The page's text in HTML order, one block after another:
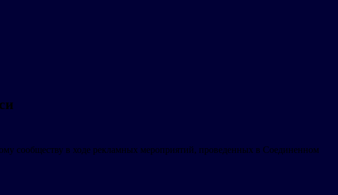
сообществу в ходе рекламных мероприятий, проведенных в Соединенном